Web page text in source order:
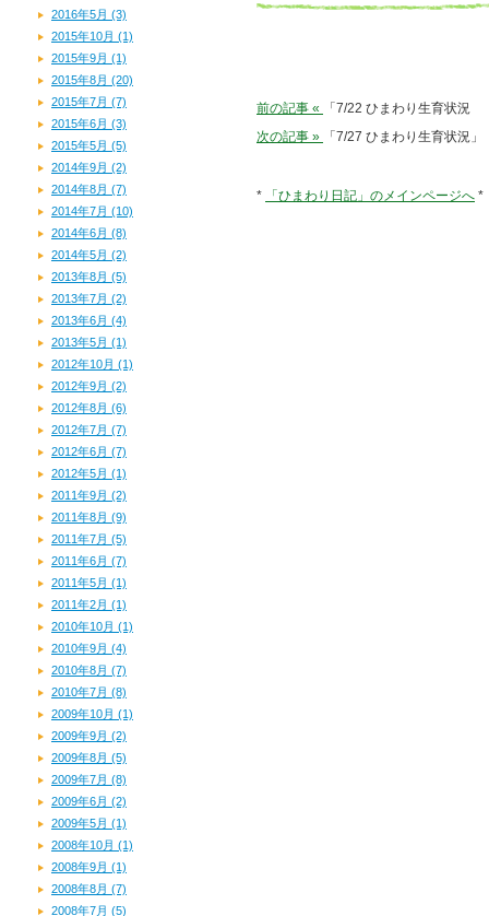
前の記事 «
「7/22 ひまわり生育状況
次の記事 »
「7/27 ひまわり生育状況」
* 「ひまわり日記」のメインページへ *
2016年5月 (3)
2015年10月 (1)
2015年9月 (1)
2015年8月 (20)
2015年7月 (7)
2015年6月 (3)
2015年5月 (5)
2014年9月 (2)
2014年8月 (7)
2014年7月 (10)
2014年6月 (8)
2014年5月 (2)
2013年8月 (5)
2013年7月 (2)
2013年6月 (4)
2013年5月 (1)
2012年10月 (1)
2012年9月 (2)
2012年8月 (6)
2012年7月 (7)
2012年6月 (7)
2012年5月 (1)
2011年9月 (2)
2011年8月 (9)
2011年7月 (5)
2011年6月 (7)
2011年5月 (1)
2011年2月 (1)
2010年10月 (1)
2010年9月 (4)
2010年8月 (7)
2010年7月 (8)
2009年10月 (1)
2009年9月 (2)
2009年8月 (5)
2009年7月 (8)
2009年6月 (2)
2009年5月 (1)
2008年10月 (1)
2008年9月 (1)
2008年8月 (7)
2008年7月 (5)